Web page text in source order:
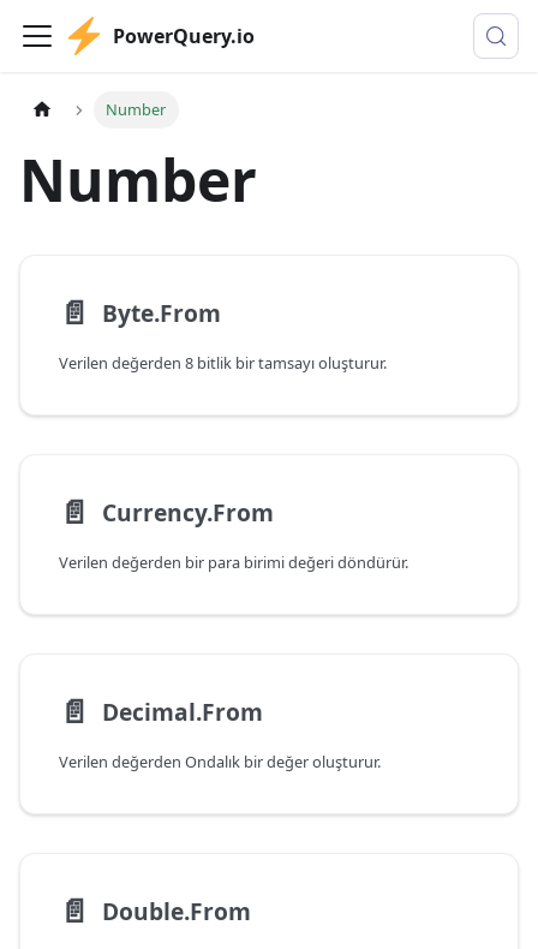
PowerQuery.io
Number
Number
📄️ Byte.From
Verilen değerden 8 bitlik bir tamsayı oluşturur.
📄️ Currency.From
Verilen değerden bir para birimi değeri döndürür.
📄️ Decimal.From
Verilen değerden Ondalık bir değer oluşturur.
📄️ Double.From